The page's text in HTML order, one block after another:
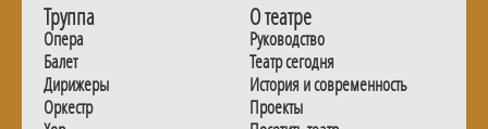
Труппа
Опера
Балет
Дирижеры
Оркестр
О театре
Руководство
Театр сегодня
История и современность
Проекты